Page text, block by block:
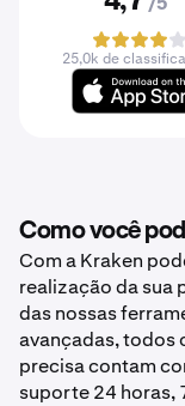
/5
25,0k de
Como você
Com a Kraken
realização da sua
das nossas
avançadas, todos
precisa contam
suporte 24 horas,